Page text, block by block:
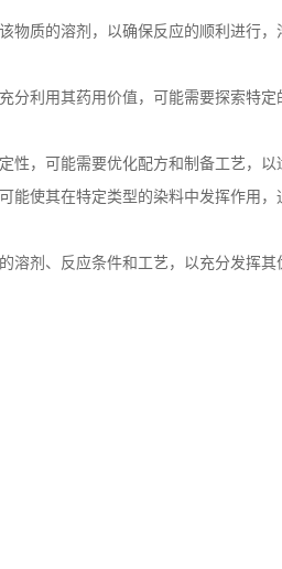
质的溶剂，以确保反应的顺利进行
利用其药用价值，可能需要探索特
，可能需要优化配方和制备工艺，以
使其在特定类型的染料中发挥作用，
剂、反应条件和工艺，以充分发挥其